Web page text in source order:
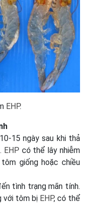
EHP.
15 ngày sau khi thả
EHP có thể lây nhiễm
giống hoặc chiều
tình trạng mãn tính.
với tôm bị EHP, có thể